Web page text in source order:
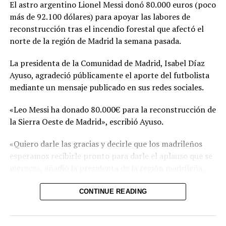
DON'T MISS
Puente sobre río Guastena beneficia a 6,000 habitantes
de Concepción Quezaltepeque
El astro argentino Lionel Messi donó 80.000 euros (poco
más de 92.100 dólares) para apoyar las labores de
reconstrucción tras el incendio forestal que afectó el
norte de la región de Madrid la semana pasada.
La presidenta de la Comunidad de Madrid, Isabel Díaz
Ayuso, agradeció públicamente el aporte del futbolista
mediante un mensaje publicado en sus redes sociales.
«Leo Messi ha donado 80.000€ para la reconstrucción de
la Sierra Oeste de Madrid», escribió Ayuso.
«Quiero darle las gracias y decirle que los madrileños
esperamos recibirle pronto para darle el aplauso que se
El incendio forestal que afectó el noroeste de la región
de Madrid arrasó 27.000 hectáreas y dejó a más de
50.000 personas afectadas entre evacuados y
CONTINUE READING